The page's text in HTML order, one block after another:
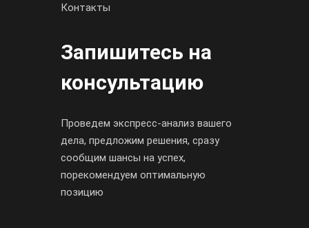
Контакты
Запишитесь на
консультацию
Проведем экспресс-анализ вашего
дела, предложим решения, сразу
сообщим шансы на успех,
порекомендуем оптимальную
позицию